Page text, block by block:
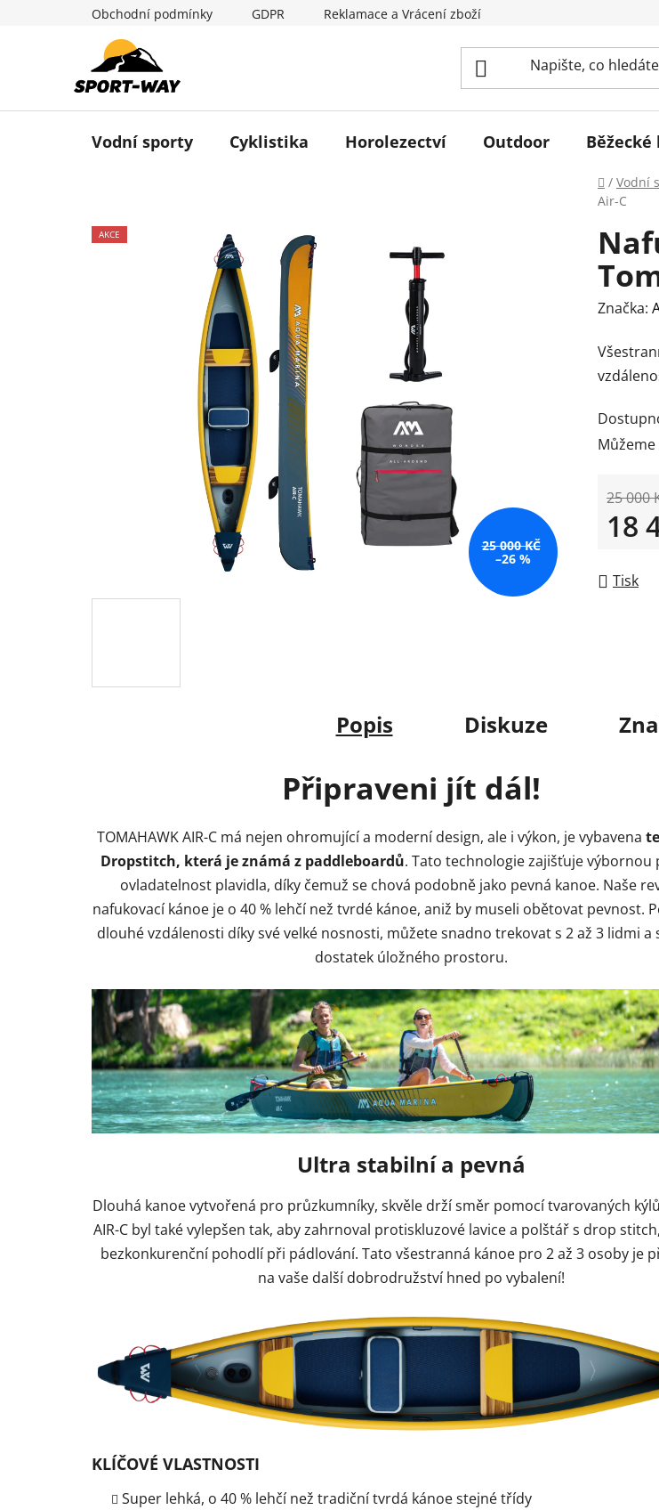
Obchodní podmínky GDPR Reklamace a Vrácení zboží
Vodní sporty Cyklistika Horolezectví Outdoor
Domů
/ Vodní
Air-C
Značka:
25 000
18
Tisk
AKCE
25 000 KČ
–26 %
Popis Diskuze
Připraveni jít dál!
TOMAHAWK AIR-C má nejen ohromující a moderní design, ale i výkon, jevybavena
Dropstitch, která je známá z paddleboardů. Tato technologie zajišťuje výbornou
ovladatelnost plavidla, díky čemuž se chová podobně jako pevná kanoe. Naše
nafukovací kánoe je o 40 % lehčí než tvrdé kánoe, aniž by museli obětovat pevnost.
dlouhé vzdálenosti díky své velké nosnosti, můžete snadno trekovat s 2 až 3 lidmi a
dostatek úložného prostoru.
Ultra stabilní a pevná
Dlouhá kanoe vytvořená pro průzkumníky, skvěle drží směr pomocí tvarovaných
AIR-C byl také vylepšen tak, aby zahrnoval protiskluzové lavice a polštář s drop
bezkonkurenční pohodlí při pádlování. Tato všestranná kánoe pro 2 až 3 osoby je
na vaše další dobrodružství hned po vybalení!
KLÍČOVÉ VLASTNOSTI
Super lehká, o 40 % lehčí než tradiční tvrdá kánoe stejné třídy